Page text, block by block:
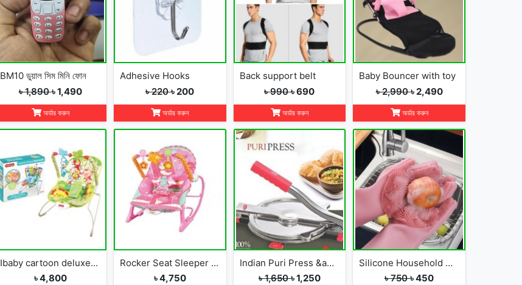
BM10 ডুয়াল সিম মিনি ফোন
৳ 1,890৳ 1,490
অর্ডার করুন
Adhesive Hooks
৳ 220৳ 200
অর্ডার করুন
Back support belt
৳ 990৳ 690
অর্ডার করুন
Baby Bouncer with toy
৳ 2,990৳ 2,490
অর্ডার করুন
Ibaby cartoon deluxe baby bouncer
৳ 4,800
Rocker Seat Sleeper Swing Bouncer Toy Chair Baby
৳ 4,750
Indian Puri Press &amp; Ruti Maker
৳ 1,650৳ 1,250
Silicone Household Kitchen Washing Glove(2pcs)
৳ 750৳ 450